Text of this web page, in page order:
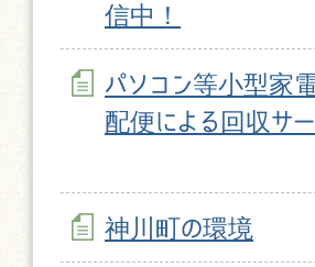
信中！
パソコン等小型家
配便による回収サ
神川町の環境